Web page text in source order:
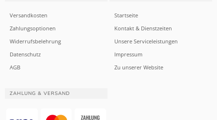
Versandkosten
Zahlungsoptionen
Widerrufsbelehrung
Datenschutz
AGB
Startseite
Kontakt & Dienstzeiten
Unsere Serviceleistungen
Impressum
Zu unserer Website
ZAHLUNG & VERSAND